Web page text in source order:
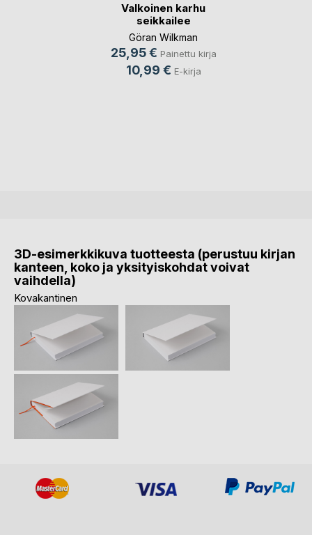
Valkoinen karhu
seikkailee
Göran Wilkman
25,95 € Painettu kirja
10,99 € E-kirja
3D-esimerkkikuva tuotteesta (perustuu kirjan
kanteen, koko ja yksityiskohdat voivat
vaihdella)
Kovakantinen